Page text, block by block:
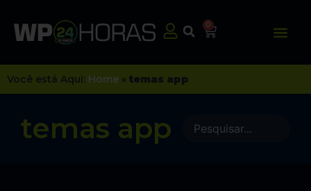
0
Você está Aqui: Home » temas app
temas app